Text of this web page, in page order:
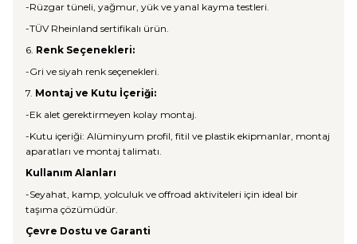
-Rüzgar tüneli, yağmur, yük ve yanal kayma testleri.
-TÜV Rheinland sertifikalı ürün.
6. Renk Seçenekleri:
-Gri ve siyah renk seçenekleri.
7. Montaj ve Kutu İçeriği:
-Ek alet gerektirmeyen kolay montaj.
-Kutu içeriği: Alüminyum profil, fitil ve plastik ekipmanlar, montaj
aparatları ve montaj talimatı.
Kullanım Alanları
-Seyahat, kamp, yolculuk ve offroad aktiviteleri için ideal bir
taşıma çözümüdür.
Çevre Dostu ve Garanti